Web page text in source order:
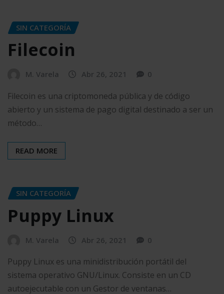
SIN CATEGORÍA
Filecoin
M. Varela Abr 26, 2021 0
Filecoin es una criptomoneda pública y de código
abierto y un sistema de pago digital destinado a ser un
método…
READ MORE
SIN CATEGORÍA
Puppy Linux
M. Varela Abr 26, 2021 0
Puppy Linux es una minidistribución portátil del
sistema operativo GNU/Linux. Consiste en un CD
autoejecutable con un Gestor de ventanas…